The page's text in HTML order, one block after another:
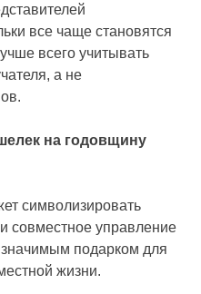
все чаще становятся
всего учитывать
а не
на годовщину
символизировать
совместное управление
подарком для
жизни.